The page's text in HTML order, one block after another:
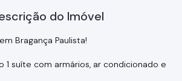
do Imóvel
Bragança Paulista!
1 suíte com armários, ar condicionado e